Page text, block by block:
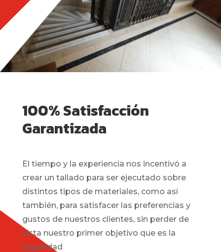
100% Satisfacción
Garantizada
El tiempo y la experiencia nos incentivó a
crear un tallado para ser ejecutado sobre
distintos tipos de materiales, como así
también, para satisfacer las preferencias y
gustos de nuestros clientes, sin perder de
vista nuestro primer objetivo que es la
seguridad